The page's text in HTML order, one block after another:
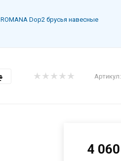
ROMANA Dop2 брусья навесные
Артикул:
4 060